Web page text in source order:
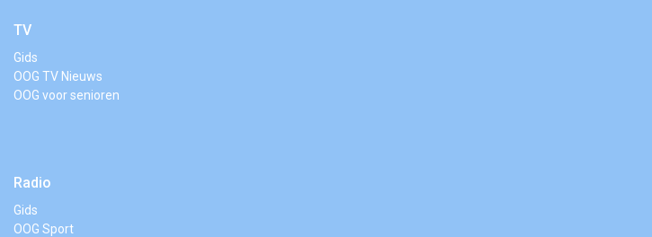
TV
Gids
OOG TV Nieuws
OOG voor senioren
Radio
Gids
OOG Sport